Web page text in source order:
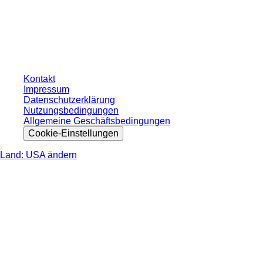
Kontakt
Impressum
Datenschutzerklärung
Nutzungsbedingungen
Allgemeine Geschäftsbedingungen
Cookie-Einstellungen
Land: USA ändern